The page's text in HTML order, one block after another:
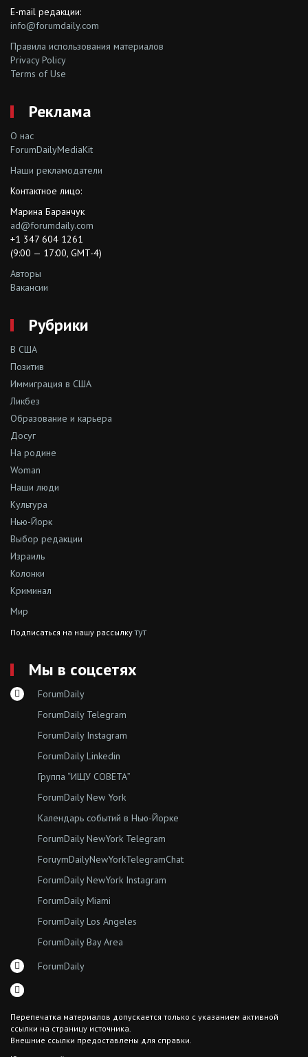
E-mail редакции:
info@forumdaily.com
Правила использования материалов
Privacy Policy
Terms of Use
Реклама
О нас
ForumDailyMediaKit
Наши рекламодатели
Контактное лицо:
Марина Баранчук
ad@forumdaily.com
+1 347 604 1261
(9:00 — 17:00, GMT-4)
Авторы
Вакансии
Рубрики
В США
Позитив
Иммиграция в США
Ликбез
Образование и карьера
Досуг
На родине
Woman
Наши люди
Культура
Нью-Йорк
Выбор редакции
Израиль
Колонки
Криминал
Мир
Подписаться на нашу рассылкутут
Мы в соцсетях
ForumDaily
ForumDaily Telegram
ForumDaily Instagram
ForumDaily Linkedin
Группа “ИЩУ СОВЕТА”
ForumDaily New York
Календарь событий в Нью-Йорке
ForumDaily NewYork Telegram
ForuymDailyNewYorkTelegramChat
ForumDaily NewYork Instagram
ForumDaily Miami
ForumDaily Los Angeles
ForumDaily Bay Area
ForumDaily
Перепечатка материалов допускается только с указанием активной
ссылки на страницу источника.
Внешние ссылки предоставлены для справки.